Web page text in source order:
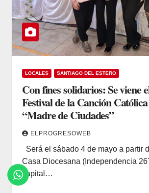
LOCALES SANTIAGO DEL ESTERO
Con fines solidarios: Se viene
Festival de la Canción
“Madre de Ciudades”
ELPROGRESOWEB
Será el sábado 4 de mayo a partir
Casa Diocesana (Independencia
capital…